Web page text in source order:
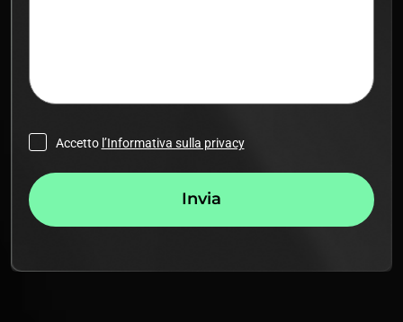
Accetto l’Informativa sulla privacy
Invia